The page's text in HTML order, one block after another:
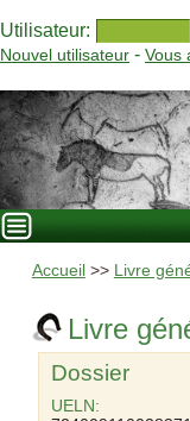
Utilisateur:
Nouvel utilisateur - Vous
Accueil >> Livre
Livre
Dossier
UELN: